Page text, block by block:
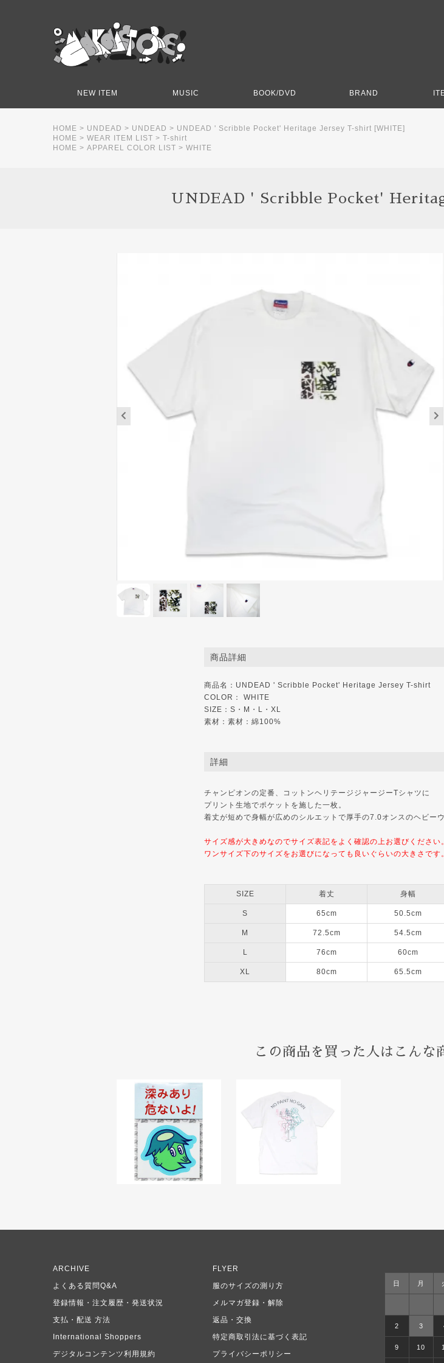
NEW ITEM MUSIC BOOK/DVD BRAND
HOME > UNDEAD > UNDEAD > UNDEAD ' Scribble Pocket' Heritage Jersey T-shirt [WHITE]
HOME > WEAR ITEM LIST > T-shirt
HOME > APPAREL COLOR LIST > WHITE
UNDEAD ' Scribble Pocket'
商品詳細
商品名：UNDEAD ' Scribble Pocket' Heritage Jersey T-shirt
COLOR： WHITE
SIZE：S・M・L・XL
素材：素材：綿100%
詳細
チャンピオンの定番、コットンヘリテージジャージーTシャツに
プリント生地でポケットを施した一枚。
着丈が短めで身幅が広めのシルエットで厚手の7.0オンスのヘビー
サイズ感が大きめなのでサイズ表記をよく確認の上お選びください。
ワンサイズ下のサイズをお選びになっても良いぐらいの大きさです。
SIZE 着丈 身幅
S 65cm 50.5cm
M 72.5cm 54.5cm
L 76cm 60cm
XL 80cm 65.5cm
この商品を買った人はこんな
日 月
2 3
9 10
ARCHIVE
FLYER
よくある質問Q&A
服のサイズの測り方
登録情報・注文履歴・発送状況
メルマガ登録・解除
支払・配送 方法
返品・交換
International Shoppers
特定商取引法に基づく表記
デジタルコンテンツ利用規約
プライバシーポリシー